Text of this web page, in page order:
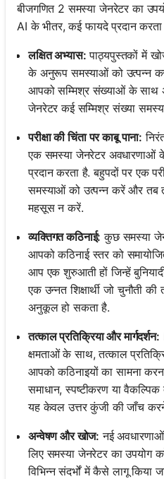
बीजगणित 2 समस्या जेनरेटर का
AI के भीतर, कई फायदे प्रदान
लक्षित अभ्यास: पाठ्यपुस्तकों में
के अनुरूप समस्याओं को उत्पन्न
आपको सम्मिश्र संख्याओं के साथ
जेनरेटर कई सम्मिश्र संख्या
परीक्षा की चिंता पर काबू पाना:
एक समस्या जेनरेटर
प्रदान करता है. बहुपदों पर एक
समस्याओं को उत्पन्न करें और
महसूस न करें.
व्यक्तिगत कठिनाई: कुछ समस्या
आपको कठिनाई स्तर को
आप एक शुरुआती हों जिन्हें
एक उन्नत शिक्षार्थी जो चुनौती
अनुकूल हो सकता है.
तत्काल प्रतिक्रिया और मार्गदर्शन:
क्षमताओं के साथ, तत्काल
आपको कठिनाइयों का सामना
समाधान, स्पष्टीकरण या
यह केवल उत्तर कुंजी की जाँच
अन्वेषण और खोज: नई
लिए समस्या जेनरेटर का उपयोग
विभिन्न संदर्भों में कैसे लागू किया